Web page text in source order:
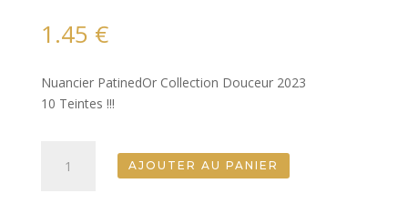
1.45 €
Nuancier PatinedOr Collection Douceur 2023
10 Teintes !!!
AJOUTER AU PANIER